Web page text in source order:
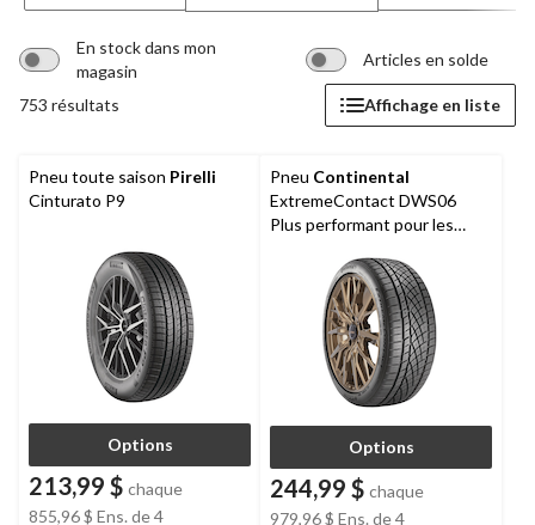
En stock dans mon
magasin
Articles en solde
753 résultats Affichage en liste
Pneu toute saison Pirelli
Cinturato P9
Options
213,99 $ chaque
855,96 $ Ens. de 4
Pneu Continental
ExtremeContact DWS06
Plus performant pour les
multisegments
Options
244,99 $ chaque
979,96 $ Ens. de 4